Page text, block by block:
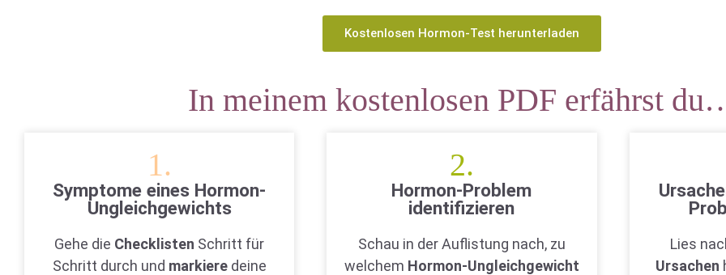
Kostenlosen Hormon-Test herunterladen
In meinem kostenlosen PDF erfährst
1.
Symptome eines Hormon-
Ungleichgewichts
Gehe die Checklisten Schritt für
Schritt durch und markieredeine
2.
Hormon-Problem
identifizieren
Schau in der Auflistung nach, zu
welchem Hormon-Ungleichgewicht
Lies
Ursachen